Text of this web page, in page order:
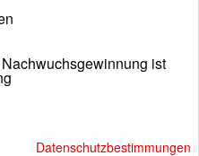
ist
Datenschutzbestimmungen